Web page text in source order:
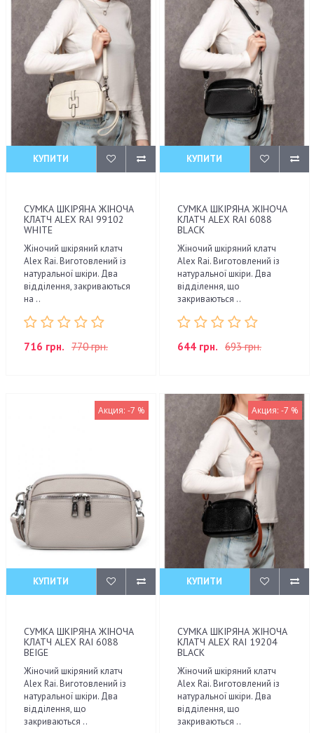
КУПИТИ
СУМКА ШКІРЯНА ЖІНОЧА
КЛАТЧ ALEX RAI 99102
WHITE
Жіночий шкіряний клатч
Alex Rai. Виготовлений із
натуральної шкіри. Два
відділення, закриваються
на ..
716 грн. 770 грн.
КУПИТИ
СУМКА ШКІРЯНА ЖІНОЧА
КЛАТЧ ALEX RAI 6088
BLACK
Жіночий шкіряний клатч
Alex Rai. Виготовлений із
натуральної шкіри. Два
відділення, що
закриваються ..
644 грн. 693 грн.
Акция: -7 %
КУПИТИ
СУМКА ШКІРЯНА ЖІНОЧА
КЛАТЧ ALEX RAI 6088
BEIGE
Жіночий шкіряний клатч
Alex Rai. Виготовлений із
натуральної шкіри. Два
відділення, що
закриваються ..
Акция: -7 %
КУПИТИ
СУМКА ШКІРЯНА ЖІНОЧА
КЛАТЧ ALEX RAI 19204
BLACK
Жіночий шкіряний клатч
Alex Rai. Виготовлений із
натуральної шкіри. Два
відділення, що
закриваються ..